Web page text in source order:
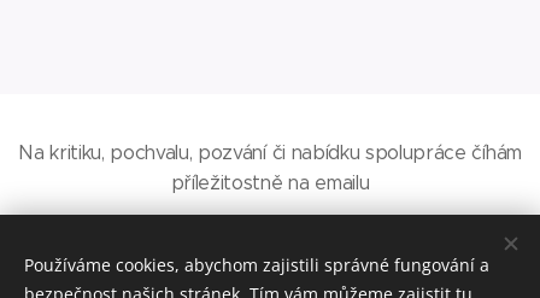
Na kritiku, pochvalu, pozvání či nabídku spolupráce číhám
příležitostně na emailu
Používáme cookies, abychom zajistili správné fungování a